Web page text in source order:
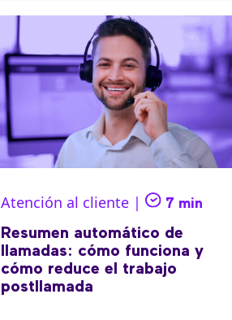
Atención al cliente | 7 min
Resumen automático de
llamadas: cómo funciona y
cómo reduce el trabajo
postllamada